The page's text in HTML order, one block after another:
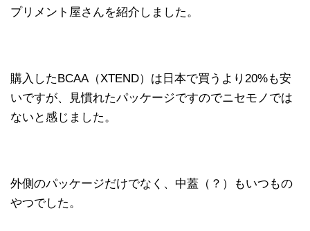
プリメント屋さんを紹介しました。
購入したBCAA（XTEND）は日本で買うより20%も安
いですが、見慣れたパッケージですのでニセモノでは
ないと感じました。
外側のパッケージだけでなく、中蓋（？）もいつもの
やつでした。